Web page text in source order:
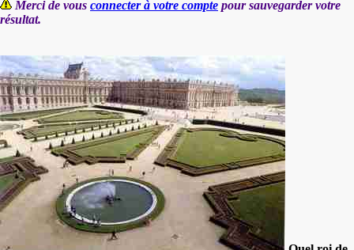
Merci de vous connecter à votre compte pour sauvegarder votre
résultat.